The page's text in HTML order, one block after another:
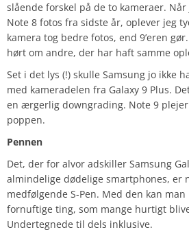
slående forskel på de to kameraer.
Note 8 fotos fra sidste år, oplever jeg
kamera tog bedre fotos, end 9’eren
hørt om andre, der har haft samme
Set i det lys (!) skulle Samsung jo ikke
med kameradelen fra Galaxy 9 Plus.
en ærgerlig downgrading. Note 9
poppen.
Pennen
Det, der for alvor adskiller Samsung
almindelige dødelige smartphones, er
medfølgende S-Pen. Med den kan
fornuftige ting, som mange hurtigt
Undertegnede til dels inklusive.